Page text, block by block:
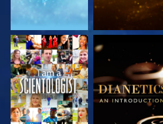
בדוק את הסדרה צפה